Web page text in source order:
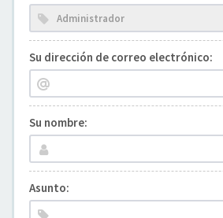
Su dirección de correo electrónico:
Su nombre:
Asunto: